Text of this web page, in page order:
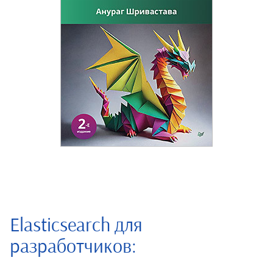
Elasticsearch для
разработчиков: